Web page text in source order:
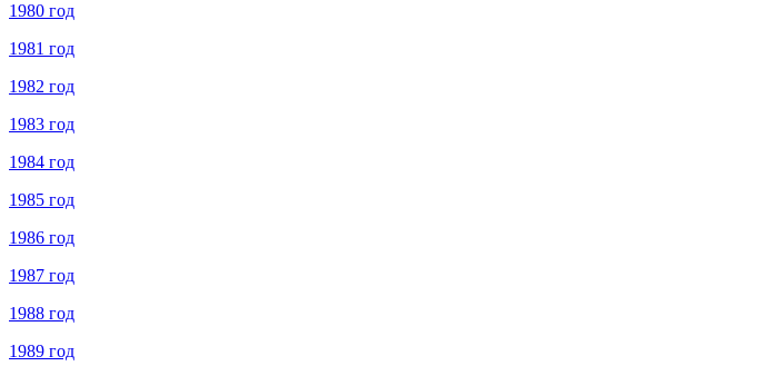
1980 год
1981 год
1982 год
1983 год
1984 год
1985 год
1986 год
1987 год
1988 год
1989 год